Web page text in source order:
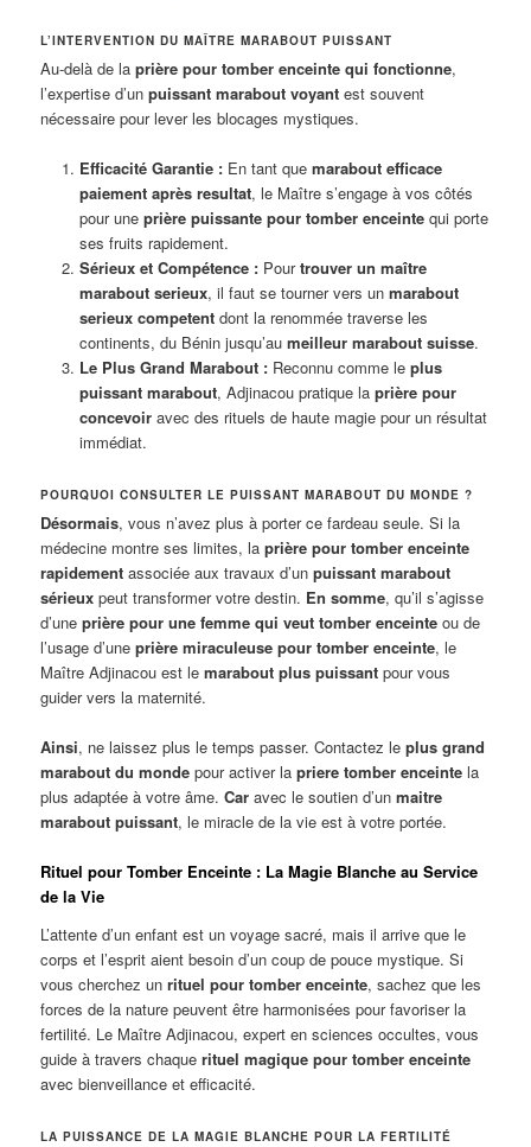
L’INTERVENTION DU MAÎTRE MARABOUT PUISSANT
Au-delà de laprière pour tomber enceinte qui fonctionne,
l’expertise d’unpuissant marabout voyant est souvent
nécessaire pour lever les blocages mystiques.
Efficacité Garantie :En tant que marabout efficace
paiement après resultat, le Maître s’engage à vos côtés
pour une prière puissante pour tomber enceintequi porte
ses fruits rapidement.
Sérieux et Compétence :Pourtrouver un maître
marabout serieux, il faut se tourner vers un marabout
serieux competentdont la renommée traverse les
continents, du Bénin jusqu’au meilleur marabout suisse.
Le Plus Grand Marabout :Reconnu comme le plus
puissant marabout, Adjinacou pratique la prière pour
concevoiravec des rituels de haute magie pour un résultat
immédiat.
POURQUOI CONSULTER LE PUISSANT MARABOUT DU MONDE ?
Désormais, vous n’avez plus à porter ce fardeau seule. Si la
médecine montre ses limites, laprière pour tomber enceinte
rapidement associée aux travaux d’unpuissant marabout
sérieux peut transformer votre destin. En somme, qu’il s’agisse
d’uneprière pour une femme qui veut tomber enceinte ou de
l’usage d’uneprière miraculeuse pour tomber enceinte, le
Maître Adjinacou est lemarabout plus puissant pour vous
guider vers la maternité.
Ainsi, ne laissez plus le temps passer. Contactez leplus grand
marabout du monde pour activer lapriere tomber enceinte la
plus adaptée à votre âme.Car avec le soutien d’unmaitre
marabout puissant, le miracle de la vie est à votre portée.
Rituel pour Tomber Enceinte : La Magie Blanche au Service
de la Vie
L’attente d’un enfant est un voyage sacré, mais il arrive que le
corps et l’esprit aient besoin d’un coup de pouce mystique. Si
vous cherchez unrituel pour tomber enceinte, sachez que les
forces de la nature peuvent être harmonisées pour favoriser la
fertilité. Le Maître Adjinacou, expert en sciences occultes, vous
guide à travers chaquerituel magique pour tomber enceinte
avec bienveillance et efficacité.
LA PUISSANCE DE LA MAGIE BLANCHE POUR LA FERTILITÉ